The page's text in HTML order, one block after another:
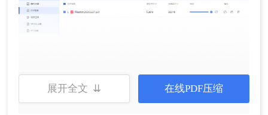
展开全文 ⇊ 在线PDF压缩